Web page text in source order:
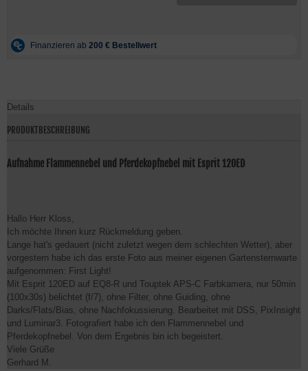
Details
PRODUKTBESCHREIBUNG
Aufnahme Flammennebel und Pferdekopfnebel mit Esprit 120ED
Hallo Herr Kloss,
Ich möchte Ihnen kurz Rückmeldung geben.
Lange hat's gedauert (nicht zuletzt wegen dem schlechten Wetter), aber
vorgestern habe ich das erste Foto aus meiner eigenen Gartensternwarte
aufgenommen: First Light!
Mit Esprit 120ED auf EQ8-R und Touptek APS-C Farbkamera, nur 50min
(100x30s) belichtet (f/7), ohne Filter, ohne Guiding, ohne
Darks/Flats/Bias, ohne Nachfokussierung. Bearbeitet mit DSS, PixInsight
und Luminar3. Fotografiert habe ich den Flammennebel und
Pferdekopfnebel. Von dem Ergebnis bin ich begeistert.
Viele Grüße
Gerhard M.